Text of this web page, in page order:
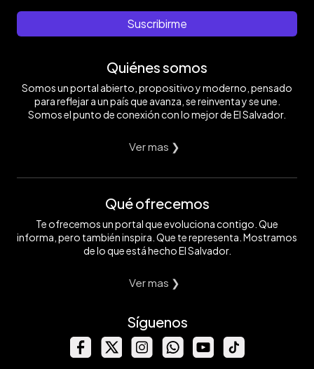
Suscribirme
Quiénes somos
Somos un portal abierto, propositivo y moderno, pensado
para reflejar a un país que avanza, se reinventa y se une.
Somos el punto de conexión con lo mejor de El Salvador.
Ver mas ❯
Qué ofrecemos
Te ofrecemos un portal que evoluciona contigo. Que
informa, pero también inspira. Que te representa. Mostramos
de lo que está hecho El Salvador.
Ver mas ❯
Síguenos